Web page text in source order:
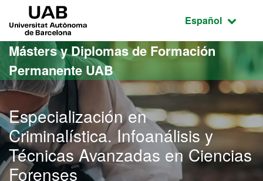
Acceso al contenido principal
Acceso a la navegación de la página
Idioma
Español
Másters y Diplomas de Formación
Permanente UAB
Especialización en
Criminalística. Infoanálisis y
Técnicas Avanzadas en Ciencias
Forenses